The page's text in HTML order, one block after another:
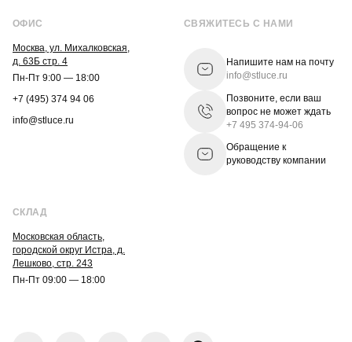
ОФИС
Москва, ул. Михалковская,
д. 63Б стр. 4
Пн-Пт 9:00 — 18:00
+7 (495) 374 94 06
info@stluce.ru
СВЯЖИТЕСЬ С НАМИ
Напишите нам на почту
info@stluce.ru
Позвоните, если ваш
вопрос не может ждать
+7 495 374-94-06
Обращение к
руководству компании
СКЛАД
Московская область,
городской округ Истра, д.
Лешково, стр. 243
Пн-Пт 09:00 — 18:00